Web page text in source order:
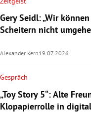
Gery Seidl: „Wir
Scheitern nicht
Alexander Kern19.07.2026
Gespräch
„Toy Story 5“: Alte
Klopapierrolle in